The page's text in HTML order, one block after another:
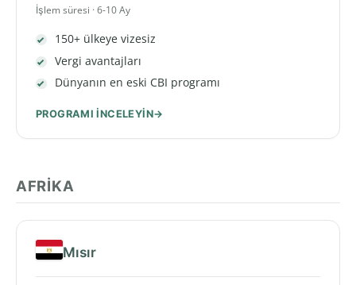
İşlem süresi · 6-10 Ay
150+ ülkeye vizesiz
Vergi avantajları
Dünyanın en eski CBI programı
PROGRAMI INCELEYIN
AFRIKA
Mısır